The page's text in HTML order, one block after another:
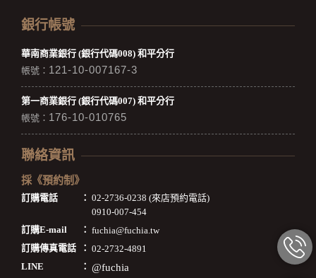
銀行帳號
華南商業銀行 (銀行代碼008) 和平分行
帳號： 121-10-007167-3
第一商業銀行 (銀行代碼007) 和平分行
帳號： 176-10-010765
聯絡資訊
採《預約制》
訂購電話 ： 02-2736-0238 (來店預約電話)
0910-007-454
訂購E-mail
： fuchia@fuchia.tw
訂購傳真電話
： 02-2732-4891
LINE
： @fuchia